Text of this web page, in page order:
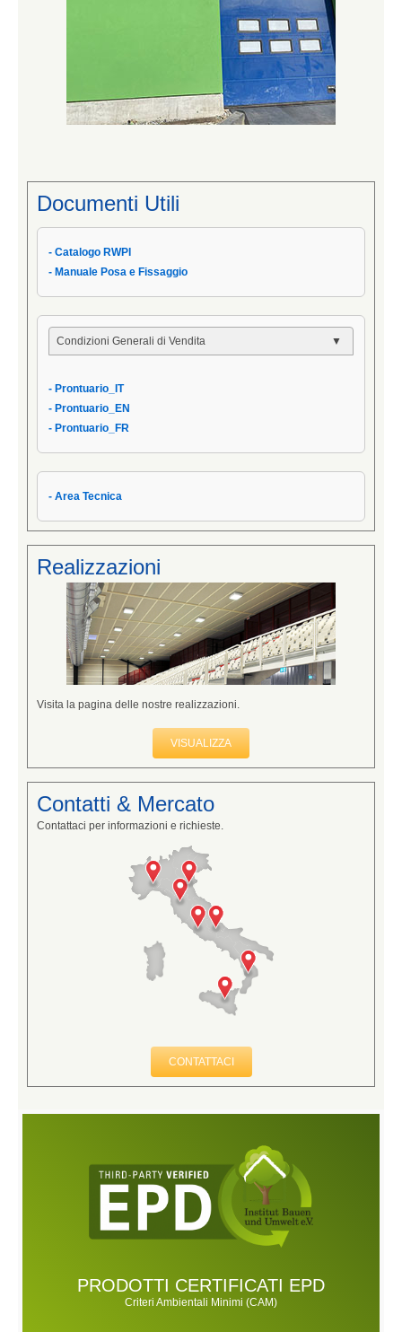
Documenti Utili
- Catalogo RWPI
- Manuale Posa e Fissaggio
Condizioni Generali di Vendita
- Condizioni di Vendita AIPPEG
- Prontuario_IT
- Prontuario_IT
- Prontuario_EN
- Prontuario_FR
- Area Tecnica
Realizzazioni
Visita la pagina delle nostre realizzazioni.
VISUALIZZA
Contatti & Mercato
Contattaci per informazioni e richieste.
CONTATTACI
PRODOTTI CERTIFICATI EPD
Criteri Ambientali Minimi (CAM)